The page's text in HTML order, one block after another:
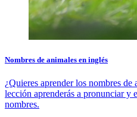
Nombres de animales en inglés
¿Quieres aprender los nombres de
lección aprenderás a pronunciar y
nombres.